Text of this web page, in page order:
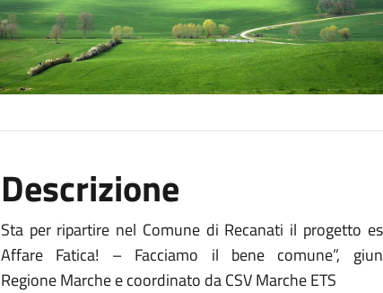
Descrizione
Sta per ripartire nel Comune di Recanati il progetto
Affare Fatica! – Facciamo il bene comune”,
Regione Marche e coordinato da CSV Marche ETS